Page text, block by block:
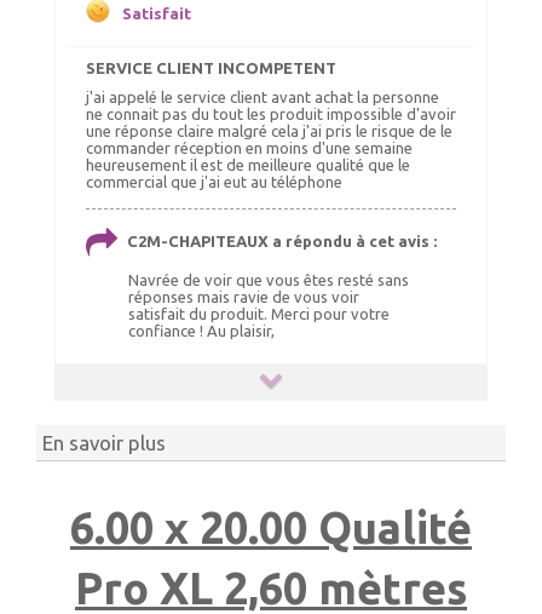
Satisfait
SERVICE CLIENT INCOMPETENT
j'ai appelé le service client avant achat la personne
ne connait pas du tout les produit impossible d'avoir
une réponse claire malgré cela j'ai pris le risque de le
commander réception en moins d'une semaine
heureusement il est de meilleure qualité que le
commercial que j'ai eut au téléphone
C2M-CHAPITEAUX a répondu à cet avis :
Navrée de voir que vous êtes resté sans
réponses mais ravie de vous voir
satisfait du produit. Merci pour votre
confiance ! Au plaisir,
En savoir plus
6.00 x 20.00 Qualité
Pro XL 2,60 mètres